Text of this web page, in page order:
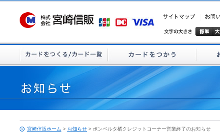
宮崎信販ホーム > お知らせ > ボンベルタ橘クレジットコーナー営業終了のお知らせ